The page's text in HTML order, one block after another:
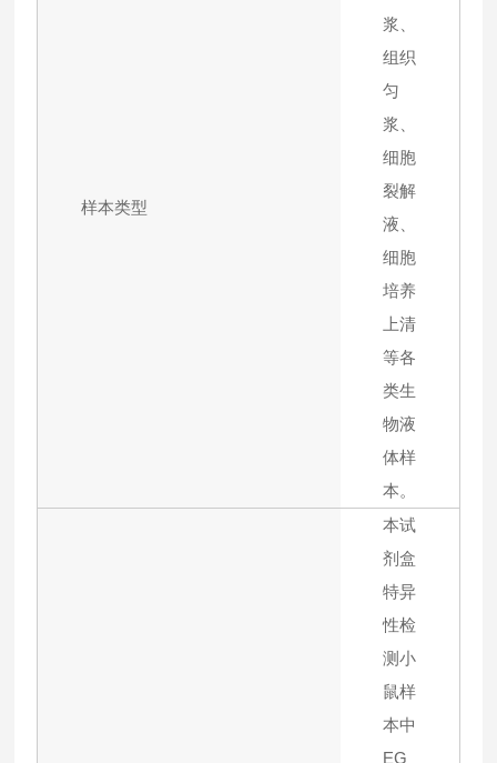
样本类型
浆、
组织
匀
浆、
细胞
裂解
液、
细胞
培养
上清
等各
类生
物液
体样
本。
本试
剂盒
特异
性检
测小
鼠样
本中
EG